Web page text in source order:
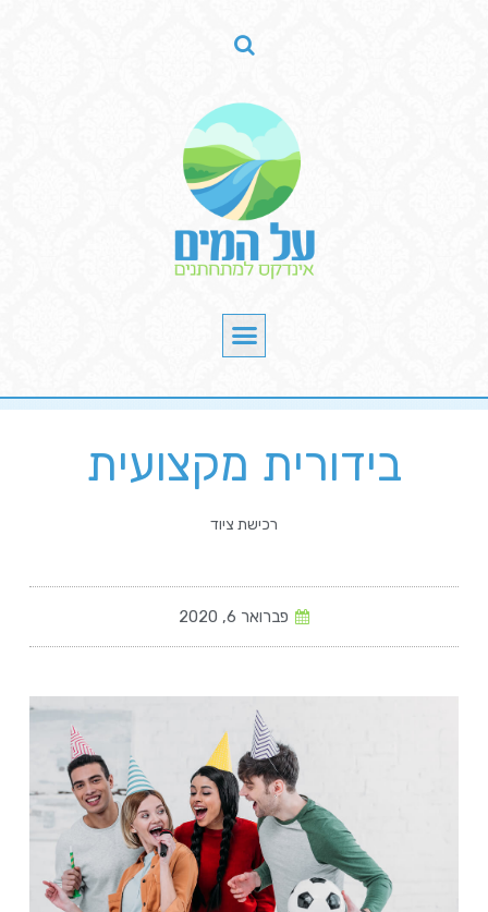
בידורית מקצועית
רכישת ציוד
פברואר 6, 2020